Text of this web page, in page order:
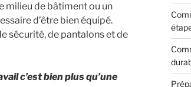
milieu de bâtiment ou un
d’être bien équipé.
sécurité, de pantalons et de
c’est bien plus qu’une